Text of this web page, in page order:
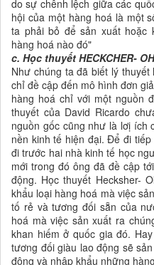
do sự chênh lệch giữa các
hội của một hàng hoá là một
ta phải bỏ để sản xuất hoặc
hàng hoá nào đó"
c. Học thuyết HECKCHER-
Như chúng ta đã biết lý
chỉ đề cập đến mô hình đơn
hàng hoá chỉ với một nguồn
thuyết của David Ricardo
nguồn gốc cũng như là lơị ích
nền kinh tế hiện đại. Để đi
đi trước hai nhà kinh tế học
mới trong đó ông đã đề cập
động. Học thuyết Hecksher-
khẩu loại hàng hoá mà việc
tố rẻ và tương đối sẵn của
hoá mà việc sản xuất ra
khan hiếm ở quốc gia đó.
tương đối giàu lao động sẽ
động và nhập khẩu những